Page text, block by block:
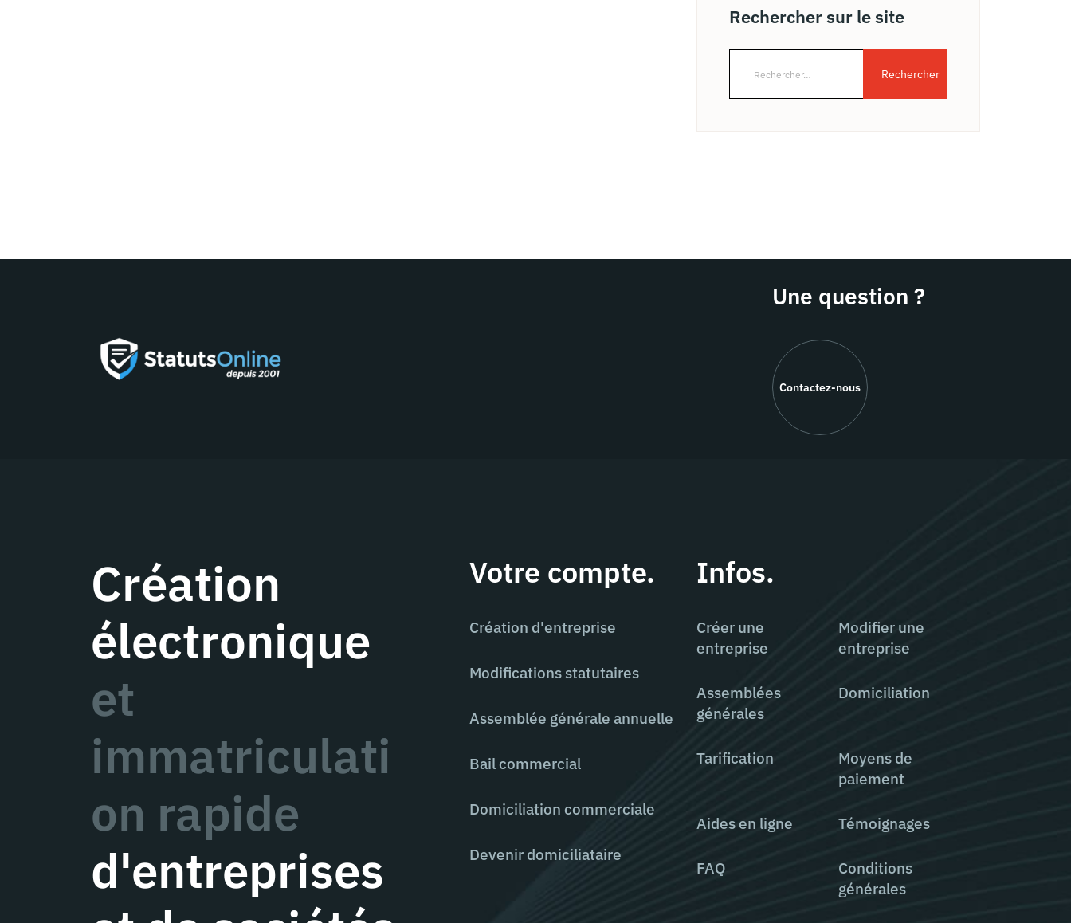
Rechercher sur le site
Une question ?
Contactez-nous
Création
électronique
et
immatriculati
on rapide
d'entreprises
Votre compte.
Création d'entreprise
Modifications statutaires
Assemblée générale annuelle
Bail commercial
Domiciliation commerciale
Devenir domiciliataire
Infos.
Créer une
entreprise
Modifier une
entreprise
Assemblées
générales
Domiciliation
Tarification
Moyens de
paiement
Aides en ligne Témoignages
FAQ
Conditions
générales